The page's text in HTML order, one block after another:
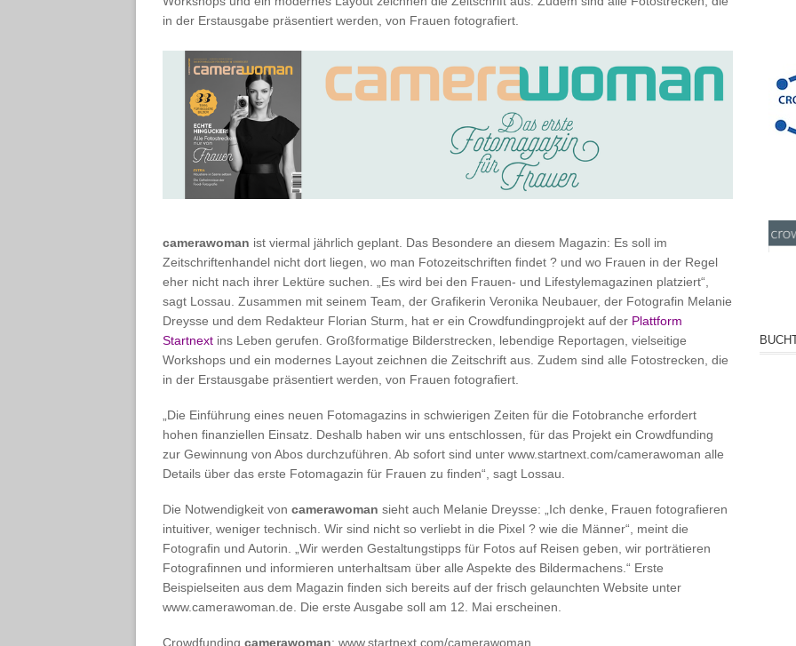
in der Erstausgabe präsentiert werden, von Frauen fotografiert.
camerawoman ist viermal jährlich geplant. Das Besondere an diesem Magazin: Es soll im
Zeitschriftenhandel nicht dort liegen, wo man Fotozeitschriften findet ? und wo Frauen in der Regel
eher nicht nach ihrer Lektüre suchen. „Es wird bei den Frauen- und Lifestylemagazinen platziert“,
sagt Lossau. Zusammen mit seinem Team, der Grafikerin Veronika Neubauer, der Fotografin Melanie
Dreysse und dem Redakteur Florian Sturm, hat er ein Crowdfundingprojekt auf der Plattform
Startnext ins Leben gerufen. Großformatige Bilderstrecken, lebendige Reportagen, vielseitige
Workshops und ein modernes Layout zeichnen die Zeitschrift aus. Zudem sind alle Fotostrecken, die
in der Erstausgabe präsentiert werden, von Frauen fotografiert.
„Die Einführung eines neuen Fotomagazins in schwierigen Zeiten für die Fotobranche erfordert
hohen finanziellen Einsatz. Deshalb haben wir uns entschlossen, für das Projekt ein Crowdfunding
zur Gewinnung von Abos durchzuführen. Ab sofort sind unter www.startnext.com/camerawoman alle
Details über das erste Fotomagazin für Frauen zu finden“, sagt Lossau.
Die Notwendigkeit von camerawoman sieht auch Melanie Dreysse: „Ich denke, Frauen fotografieren
intuitiver, weniger technisch. Wir sind nicht so verliebt in die Pixel ? wie die Männer“, meint die
Fotografin und Autorin. „Wir werden Gestaltungstipps für Fotos auf Reisen geben, wir porträtieren
Fotografinnen und informieren unterhaltsam über alle Aspekte des Bildermachens.“ Erste
Beispielseiten aus dem Magazin finden sich bereits auf der frisch gelaunchten Website unter
www.camerawoman.de. Die erste Ausgabe soll am 12. Mai erscheinen.
Crowdfunding camerawoman: www.startnext.com/camerawoman